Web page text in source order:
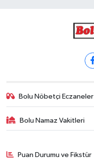
Bolu Nöbetçi Eczaneler
Bolu Namaz Vakitleri
Puan Durumu ve Fikstür